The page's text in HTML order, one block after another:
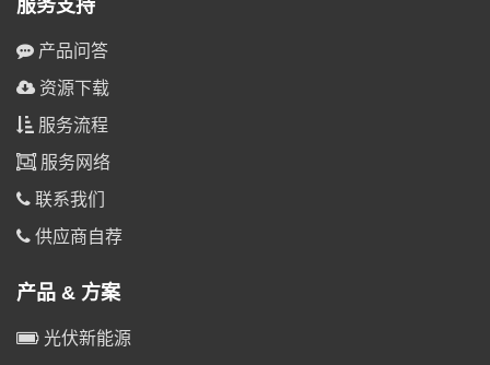
服务支持
产品问答
资源下载
服务流程
服务网络
联系我们
供应商自荐
产品 & 方案
光伏新能源